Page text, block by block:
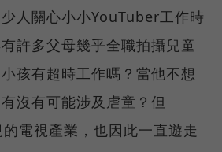
人關心小小YouTuber工作時
許多父母幾乎全職拍攝兒童
孩有超時工作嗎？當他不想
沒有可能涉及虐童？但
電視產業，也因此一直遊走